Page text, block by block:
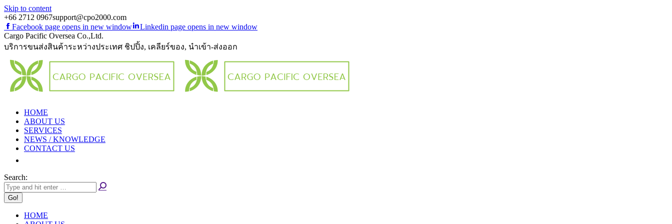
Skip to content
+66 2712 0967support@cpo2000.com
Facebook page opens in new window
Linkedin page opens in new window
Cargo Pacific Oversea Co.,Ltd.
บริการขนส่งสินค้าระหว่างประเทศ ชิปปิ้ง, เคลียร์ของ, นำเข้า-ส่งออก
HOME
ABOUT US
SERVICES
NEWS / KNOWLEDGE
CONTACT US
Search:
HOME